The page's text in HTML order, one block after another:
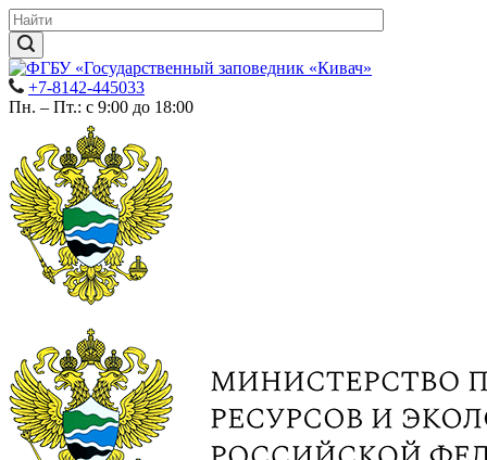
+7-8142-445033
Пн. – Пт.: с 9:00 до 18:00